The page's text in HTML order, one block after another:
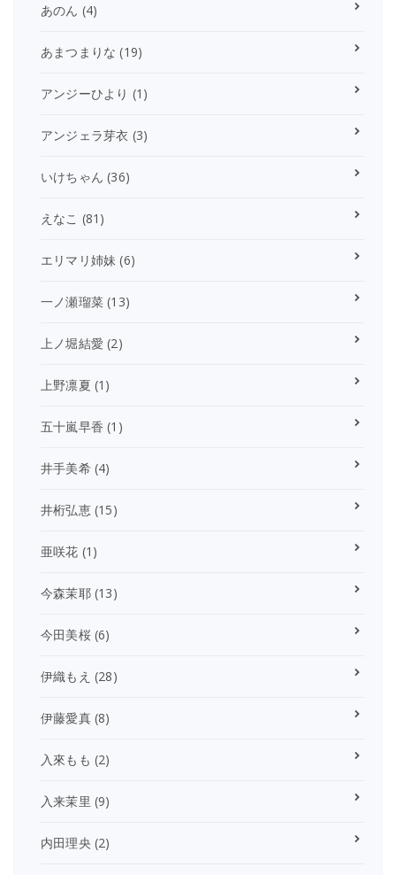
あのん (4)
あまつまりな (19)
アンジーひより (1)
アンジェラ芽衣 (3)
いけちゃん (36)
えなこ (81)
エリマリ姉妹 (6)
一ノ瀬瑠菜 (13)
上ノ堀結愛 (2)
上野凛夏 (1)
五十嵐早香 (1)
井手美希(4)
井桁弘恵(15)
亜咲花 (1)
今森茉耶(13)
今田美桜(6)
伊織もえ (28)
伊藤愛真(8)
入來もも (2)
入来茉里 (9)
内田理央 (2)